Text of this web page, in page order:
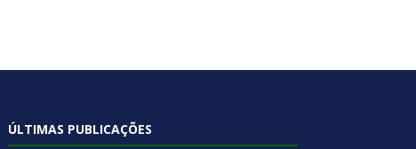
ÚLTIMAS PUBLICAÇÕES